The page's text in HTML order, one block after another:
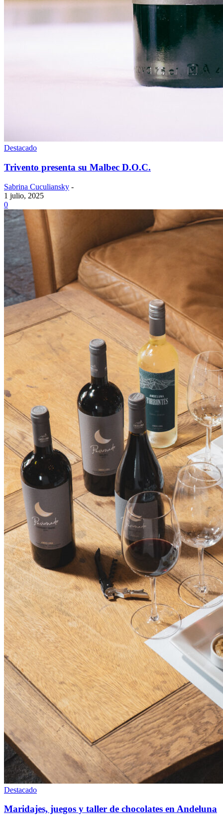
Destacado
Trivento presenta su Malbec D.O.C.
Sabrina Cuculiansky -
1 julio, 2025
0
Destacado
Maridajes, juegos y taller de chocolates en Andeluna